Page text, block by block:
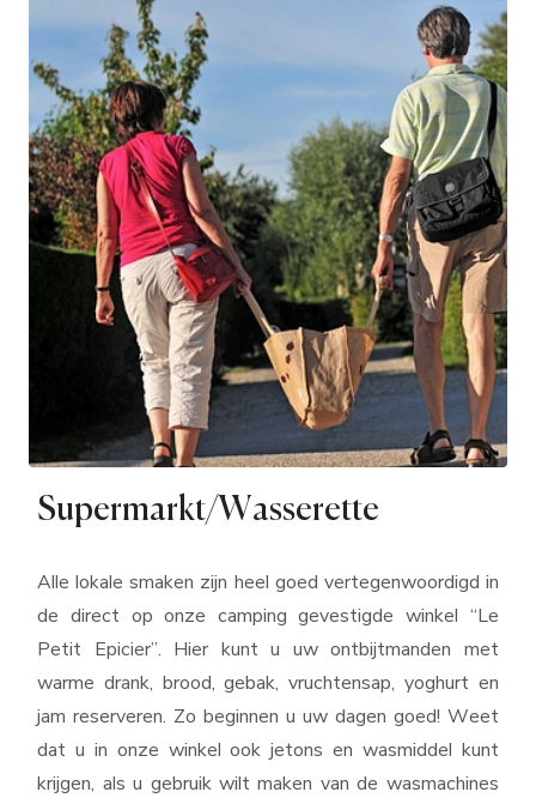
Supermarkt/Wasserette
Alle lokale smaken zijn heel goed vertegenwoordigd in
de direct op onze camping gevestigde winkel “Le
Petit Epicier”. Hier kunt u uw ontbijtmanden met
warme drank, brood, gebak, vruchtensap, yoghurt en
jam reserveren. Zo beginnen u uw dagen goed! Weet
dat u in onze winkel ook jetons en wasmiddel kunt
krijgen, als u gebruik wilt maken van de wasmachines